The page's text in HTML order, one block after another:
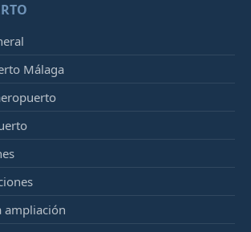
Málaga
ampliación